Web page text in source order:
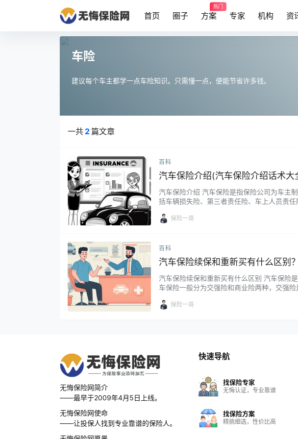
首页 圈子 方案
热门
专家 机构 资
车险
建议每个车主都学一点车险知识。只需懂一点，便能节省许多钱。
一共 2篇文章
百科
汽车保险介绍(汽车保险介绍话术大
汽车保险介绍 汽车保险是指保险公司为车主
括车辆损失险、第三者责任险、车上人员责
时造成乘车人员伤亡时的…...
保险一哥
百科
汽车保险续保和重新买有什么区别？
汽车保险续保和重新买有什么区别 汽车保险
车保险一般分为交强险和商业险两种，交强
合同到期前，车主联系…...
保险一哥
无悔保险网简介
——最早于2009年4月5日上线。
无悔保险网使命
——让投保人找到专业靠谱的保险人。
快速导航
找保险专家
无悔认证，专业靠谱
找保险方案
精挑细选，性价比高